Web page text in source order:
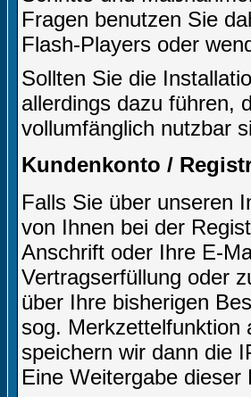
Fragen benutzen Sie
Flash-Players oder
Sollten Sie die
allerdings dazu führen,
vollumfänglich nutzbar
Kundenkonto /
Falls Sie über unseren
von Ihnen bei der
Anschrift oder Ihre E-
Vertragserfüllung oder
über Ihre bisherigen
sog. Merkzettelfunktion
speichern wir dann die
Eine Weitergabe